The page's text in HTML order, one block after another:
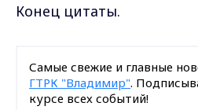
Конец цитаты.
Самые свежие и главные
ГТРК "Владимир".
курсе всех событий!